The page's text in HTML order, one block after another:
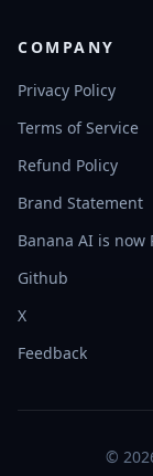
COMPANY
Privacy Policy
Terms of Service
Refund Policy
Brand Statement
Banana AI is now
Github
X
Feedback
©